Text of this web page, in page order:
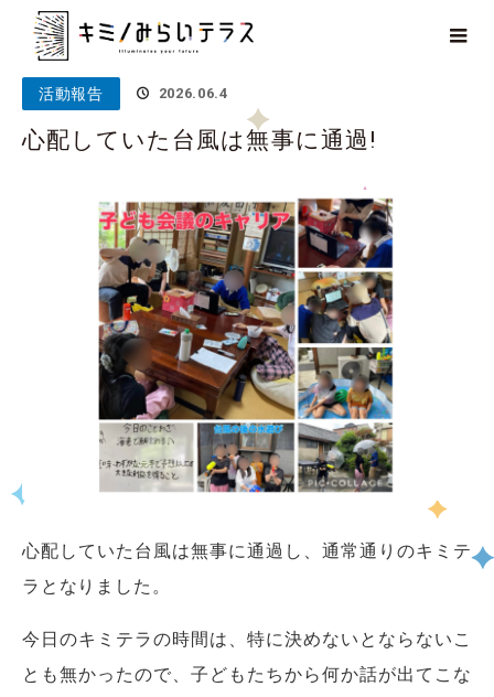
ホーム
ブログ
活動報告 心配していた台風は無事に通過!
活動報告 2026.06.4
心配していた台風は無事に通過!
心配していた台風は無事に通過し、通常通りのキミテ
ラとなりました。
今日のキミテラの時間は、特に決めないとならないこ
とも無かったので、子どもたちから何か話が出てこな